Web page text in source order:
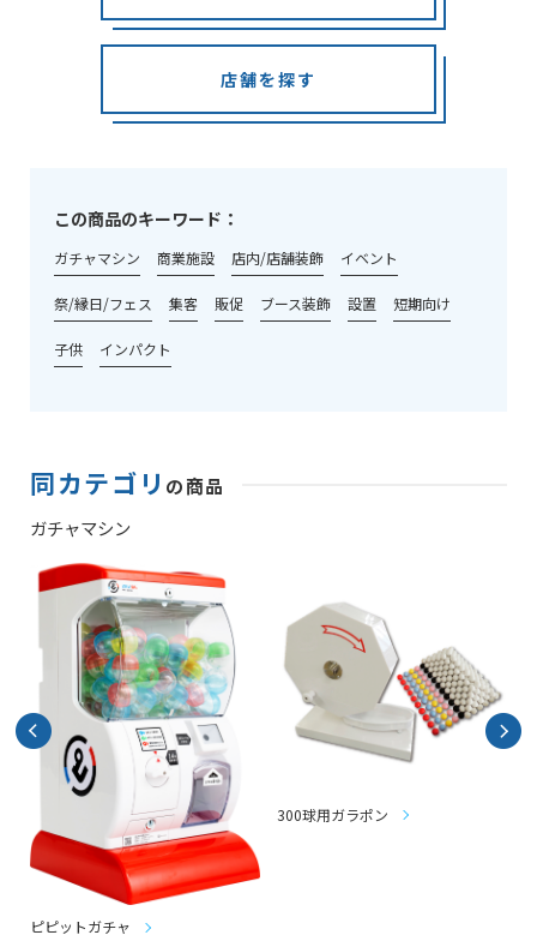
店舗を探す
この商品のキーワード：
ガチャマシン 商業施設 店内/店舗装飾 イベント
祭/縁日/フェス 集客 販促 ブース装飾 設置 短期向け
子供 インパクト
同カテゴリ の商品
ガチャマシン
ピピットガチャ
300球用ガラポン